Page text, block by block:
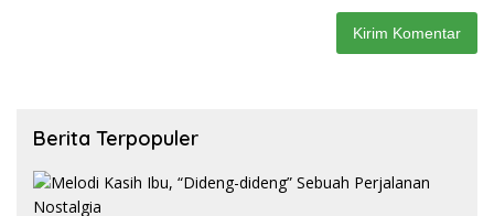
Berita Terpopuler